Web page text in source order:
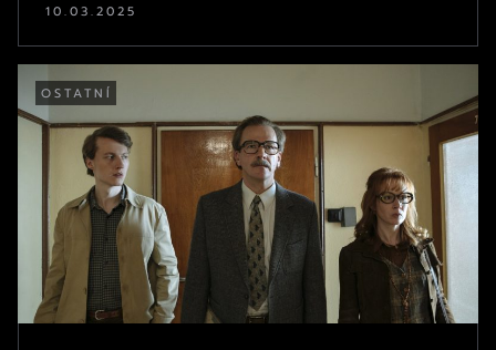
10.03.2025
OSTATNÍ